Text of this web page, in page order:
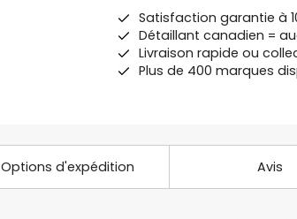
Satisfaction garantie à
Détaillant canadien =
Livraison rapide ou
Plus de 400 marques
Options d'expédition Avis